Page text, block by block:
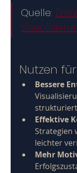
Quelle:
Nutzen
Bessere
Effektive
Strategien
leichter
Mehr